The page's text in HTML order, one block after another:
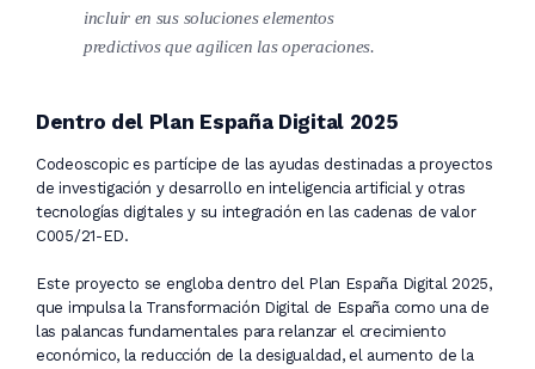
incluir en sus soluciones elementos
predictivos que agilicen las operaciones.
Dentro del Plan España Digital 2025
Codeoscopic es partícipe de las ayudas destinadas a proyectos
de investigación y desarrollo en inteligencia artificial y otras
tecnologías digitales y su integración en las cadenas de valor
C005/21-ED.
Este proyecto se engloba dentro del Plan España Digital 2025,
que impulsa la Transformación Digital de España como una de
las palancas fundamentales para relanzar el crecimiento
económico, la reducción de la desigualdad, el aumento de la